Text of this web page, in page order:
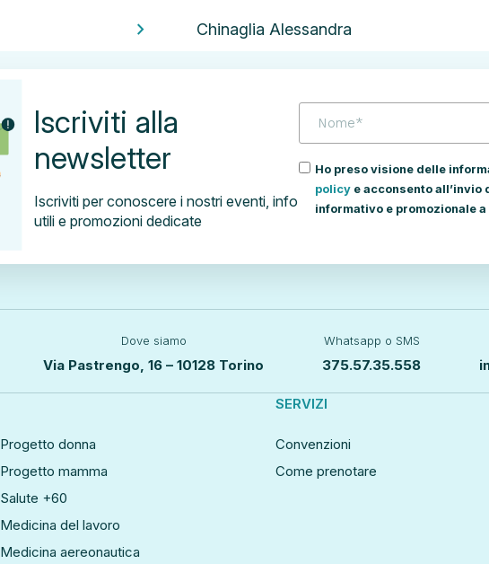
chevron_right Chinaglia Alessandra
Iscriviti alla
newsletter
Iscriviti per conoscere i nostri eventi, info
utili e promozioni dedicate
Ho preso visione delle
policy e acconsento all’invio
informativo e promozionale
Dove siamo
Via Pastrengo, 16 – 10128 Torino
Whatsapp o SMS
375.57.35.558
Progetto donna
Progetto mamma
Salute +60
Medicina del lavoro
Medicina aereonautica
SERVIZI
Convenzioni
Come prenotare